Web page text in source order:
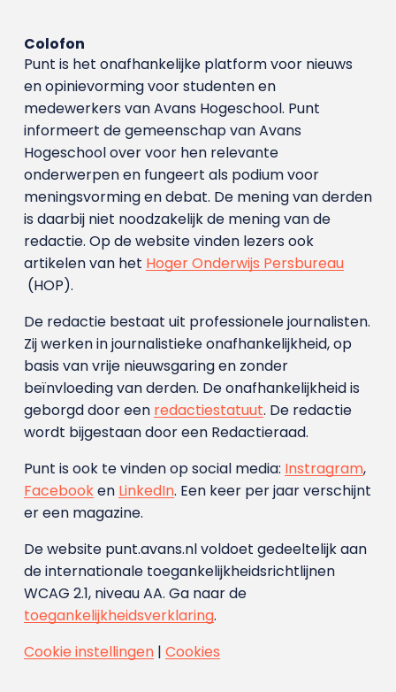
Colofon
Punt is het onafhankelijke platform voor nieuws
en opinievorming voor studenten en
medewerkers van Avans Hoge­school. Punt
informeert de gemeenschap van Avans
Hogeschool over voor hen relevante
onderwerpen en fungeert als podium voor
meningsvorming en debat. De mening van derden
is daarbij niet noodzakelijk de mening van de
redactie. Op de website vinden lezers ook
artikelen van het Hoger Onderwijs Persbureau
(HOP).
De redactie bestaat uit professionele journalisten.
Zij werken in journalistieke onafhankelijkheid, op
basis van vrije nieuwsgaring en zonder
beïnvloeding van derden. De onafhankelijkheid is
geborgd door een redactiestatuut. De redactie
wordt bijgestaan door een Redactieraad.
Punt is ook te vinden op social media: Instragram,
Facebooken LinkedIn. Een keer per jaar verschijnt
er een magazine.
De website punt.avans.nl voldoet gedeeltelijk aan
de internationale toegankelijkheidsrichtlijnen
WCAG 2.1, niveau AA. Ga naar de
toegankelijkheidsverklaring.
Cookie instellingen| Cookies